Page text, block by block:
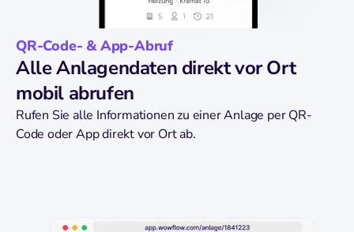
QR-Code- & App-Abruf
Alle Anlagendaten direkt vor Ort
mobil abrufen
Rufen Sie alle Informationen zu einer Anlage per QR-
Code oder App direkt vor Ort ab.